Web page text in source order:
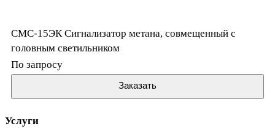
СМС-15ЭК Сигнализатор метана, совмещенный с
головным светильником
По запросу
Заказать
Услуги